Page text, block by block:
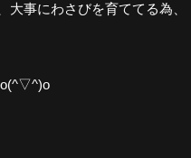
事にわさびを育ててる為、
o(^▽^)o